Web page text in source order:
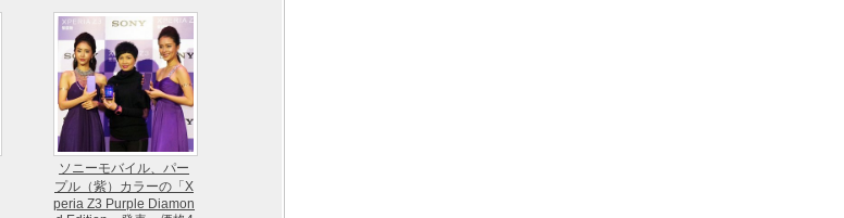
ソニーモバイル、パー
プル（紫）カラーの「X
peria Z3 Purple Diamon